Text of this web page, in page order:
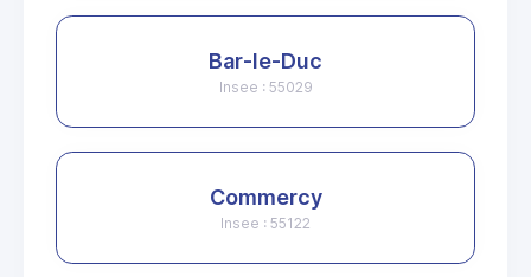
Bar-le-Duc
Insee : 55029
Commercy
Insee : 55122